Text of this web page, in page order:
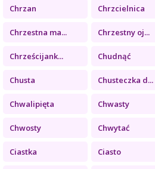
Chrzan Chrzcielnica
Chrzestna ma... Chrzestny oj...
Chrześcijank... Chudnąć
Chusta Chusteczka d...
Chwalipięta Chwasty
Chwosty Chwytać
Ciastka Ciasto